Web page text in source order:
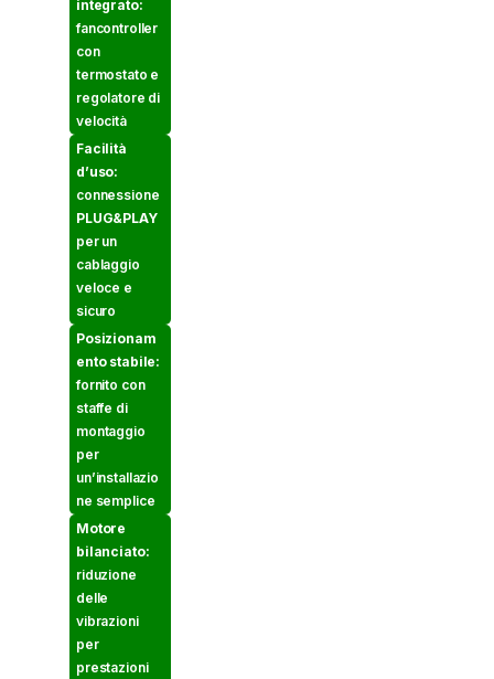
integrato:
fancontroller
con
termostato e
regolatore di
velocità
Facilità
d’uso:
connessione
PLUG&PLAY
per un
cablaggio
veloce e
sicuro
Posizionam
ento stabile:
fornito con
staffe di
montaggio
per
un’installazio
ne semplice
Motore
bilanciato:
riduzione
delle
vibrazioni
per
prestazioni